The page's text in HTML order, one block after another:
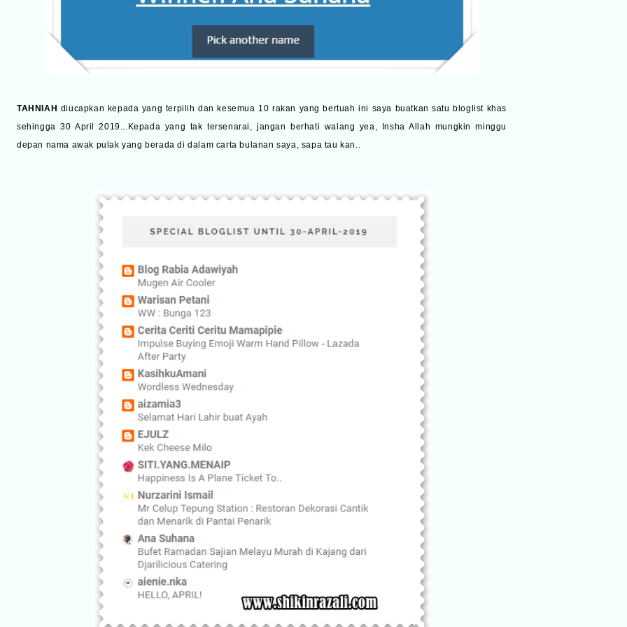
TAHNIAH diucapkan kepada yang terpilih dan kesemua 10 rakan yang bertuah ini saya buatkan satu bloglist khas
sehingga 30 April 2019...Kepada yang tak tersenarai, jangan berhati walang yea, Insha Allah mungkin minggu
depan nama awak pulak yang berada di dalam carta bulanan saya, sapa tau kan..